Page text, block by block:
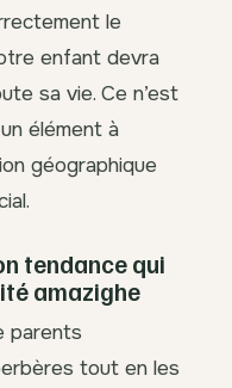
le
enfant devra
sa vie. Ce n’est
élément à
géographique
tendance qui
amazighe
parents
tout en les